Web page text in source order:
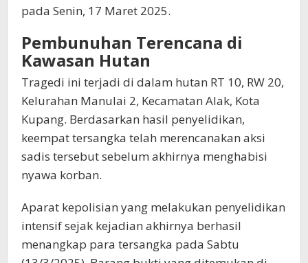
pada Senin, 17 Maret 2025.
Pembunuhan Terencana di
Kawasan Hutan
Tragedi ini terjadi di dalam hutan RT 10, RW 20,
Kelurahan Manulai 2, Kecamatan Alak, Kota
Kupang. Berdasarkan hasil penyelidikan,
keempat tersangka telah merencanakan aksi
sadis tersebut sebelum akhirnya menghabisi
nyawa korban.
Aparat kepolisian yang melakukan penyelidikan
intensif sejak kejadian akhirnya berhasil
menangkap para tersangka pada Sabtu